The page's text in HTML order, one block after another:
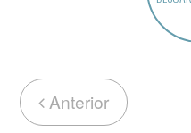
Anterior